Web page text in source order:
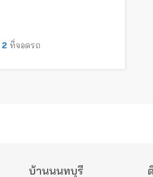
2 ที่จอดรถ
บ้านนนทบุรี